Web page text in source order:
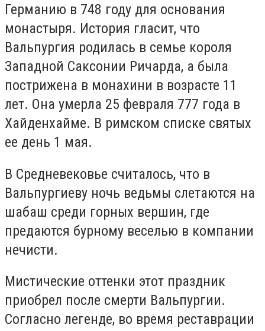
Германию в 748 году для основания
монастыря. История гласит, что
Вальпургия родилась в семье короля
Западной Саксонии Ричарда, а была
пострижена в монахини в возрасте 11
лет. Она умерла 25 февраля 777 года в
Хайденхайме. В римском списке святых
ее день 1 мая.
В Средневековье считалось, что в
Вальпургиеву ночь ведьмы слетаются на
шабаш среди горных вершин, где
предаются бурному веселью в компании
нечисти.
Мистические оттенки этот праздник
приобрел после смерти Вальпургии.
Согласно легенде, во время реставрации